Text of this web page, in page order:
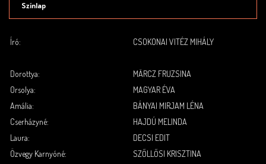
Színlap
Író:
CSOKONAI VITÉZ MIHÁLY
Dorottya:
MÄRCZ FRUZSINA
Orsolya:
MAGYAR ÉVA
Amália:
BÁNYAI MIRJAM LÉNA
Cserházyné:
HAJDÚ MELINDA
Laura:
DECSI EDIT
Özvegy Karnyóné:
SZŐLLŐSI KRISZTINA